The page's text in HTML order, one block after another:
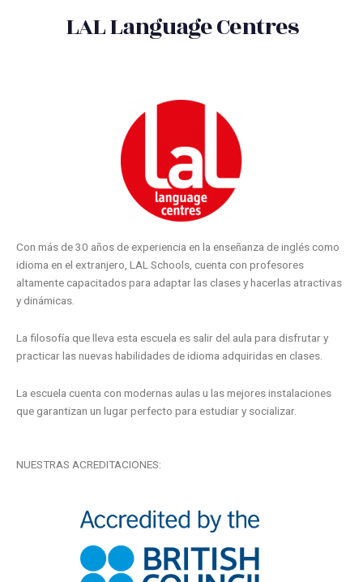
LAL Language Centres
Con más de 30 años de experiencia en la enseñanza de inglés como
idioma en el extranjero, LAL Schools, cuenta con profesores
altamente capacitados para adaptar las clases y hacerlas atractivas
y dinámicas.
La filosofía que lleva esta escuela es salir del aula para disfrutar y
practicar las nuevas habilidades de idioma adquiridas en clases.
La escuela cuenta con modernas aulas u las mejores instalaciones
que garantizan un lugar perfecto para estudiar y socializar.
NUESTRAS ACREDITACIONES: